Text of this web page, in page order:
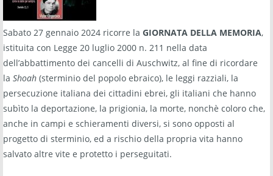
Sabato 27 gennaio 2024 ricorre la GIORNATA DELLA MEMORIA,
istituita con Legge 20 luglio 2000 n. 211 nella data
dell’abbattimento dei cancelli di Auschwitz, al fine di ricordare
la Shoah (sterminio del popolo ebraico), le leggi razziali, la
persecuzione italiana dei cittadini ebrei, gli italiani che hanno
subìto la deportazione, la prigionia, la morte, nonchè coloro che,
anche in campi e schieramenti diversi, si sono opposti al
progetto di sterminio, ed a rischio della propria vita hanno
salvato altre vite e protetto i perseguitati.